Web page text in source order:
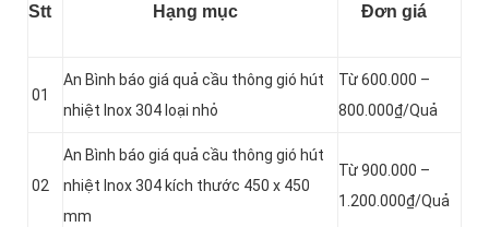
Stt Hạng mục Đơn giá
01
An Bình báo giá quả cầu thông gió hút
nhiệt Inox 304 loại nhỏ
Từ 600.000 –
800.000₫/Quả
02
An Bình báo giá quả cầu thông gió hút
nhiệt Inox 304 kích thước 450 x 450
mm
Từ 900.000 –
1.200.000₫/Quả